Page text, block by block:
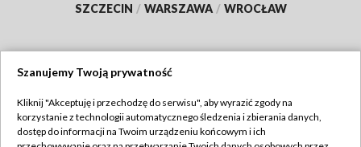
SZCZECIN / WARSZAWA / WROCŁAW
TVP
Szanujemy Twoją prywatność
Kliknij "Akceptuję i przechodzę do serwisu", aby wyrazić zgody na
korzystanie z technologii automatycznego śledzenia i zbierania danych,
dostęp do informacji na Twoim urządzeniu końcowym i ich